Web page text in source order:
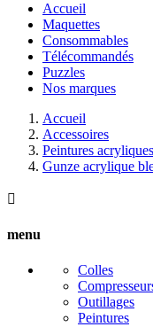
Accueil
Maquettes
Consommables
Télécommandés
Puzzles
Nos marques
Accueil
Accessoires
Peintures acryliques
Gunze acrylique

menu
Colles
Outillages
Peintures